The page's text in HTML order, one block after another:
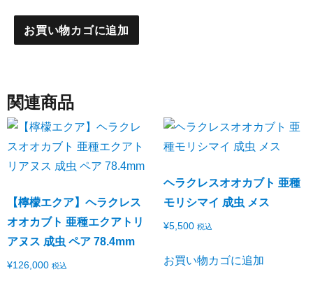
お買い物カゴに追加
関連商品
【檸檬エクア】ヘラクレス
オオカブト 亜種エクアトリ
アヌス 成虫 ペア 78.4mm
¥126,000 税込
ヘラクレスオオカブト 亜種
モリシマイ 成虫 メス
¥5,500 税込
お買い物カゴに追加